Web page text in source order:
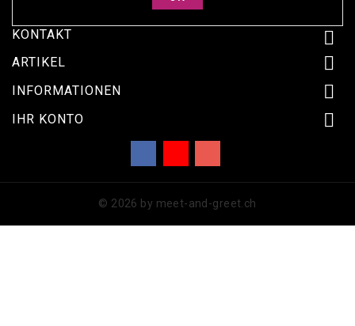
KONTAKT 
ARTIKEL 
INFORMATIONEN 
IHR KONTO 
© 2026 by meet-and-greet.ch